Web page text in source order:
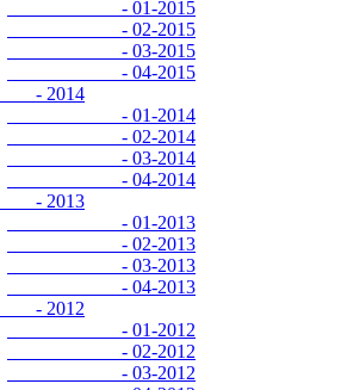
- 01-2015
- 02-2015
- 03-2015
- 04-2015
- 01-2014
- 02-2014
- 03-2014
- 04-2014
- 01-2013
- 02-2013
- 03-2013
- 04-2013
- 01-2012
- 02-2012
- 03-2012